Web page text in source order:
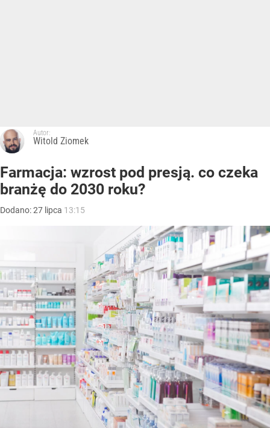
Autor:
Witold Ziomek
Farmacja: wzrost pod presją. co czeka
branżę do 2030 roku?
Dodano:27 lipca 13:15